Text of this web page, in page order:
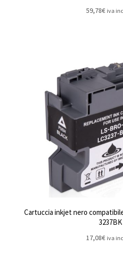
59,78€ iva
Cartuccia inkjet nero
3237BK
17,08€ iva